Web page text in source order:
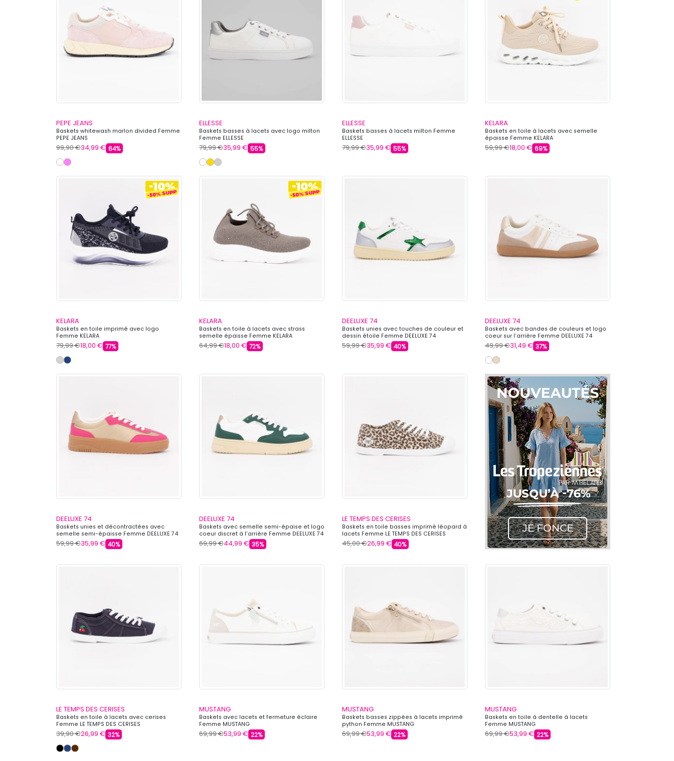
PEPE JEANS
Baskets whitewash marlon divided Femme
PEPE JEANS
99,90 €34,99 € 64%
ELLESSE
Baskets basses à lacets avec logo milton
Femme ELLESSE
79,99 €35,99 € 55%
ELLESSE
Baskets basses à lacets milton Femme
ELLESSE
79,99 €35,99 € 55%
KELARA
Baskets en toile à lacets avec semelle
épaisse Femme KELARA
59,99 €18,00 € 69%
KELARA
Baskets en toile imprimé avec logo
Femme KELARA
79,99 €18,00 € 77%
KELARA
Baskets en toile à lacets avec strass
semelle épaisse Femme KELARA
64,99 €18,00 € 72%
DEELUXE 74
Baskets unies avec touches de couleur et
dessin étoile Femme DEELUXE 74
59,99 €35,99 € 40%
DEELUXE 74
Baskets avec bandes de couleurs et logo
coeur sur l'arrière Femme DEELUXE 74
49,99 €31,49 € 37%
DEELUXE 74
Baskets unies et décontractées avec
semelle semi-épaisse Femme DEELUXE 74
59,99 €35,99 € 40%
DEELUXE 74
Baskets avec semelle semi-épaise et logo
coeur discret à l'arrière Femme DEELUXE 74
69,99 €44,99 € 35%
LE TEMPS DES CERISES
Baskets en toile basses imprimé léopard à
lacets Femme LE TEMPS DES CERISES
45,00 €26,99 € 40%
LE TEMPS DES CERISES
Baskets en toile à lacets avec cerises
Femme LE TEMPS DES CERISES
39,90 €26,99 € 32%
MUSTANG
Baskets avec lacets et fermeture éclaire
Femme MUSTANG
69,99 €53,99 € 22%
MUSTANG
Baskets basses zippées à lacets imprimé
python Femme MUSTANG
69,99 €53,99 € 22%
MUSTANG
Baskets en toile à dentelle à lacets
Femme MUSTANG
69,99 €53,99 € 22%